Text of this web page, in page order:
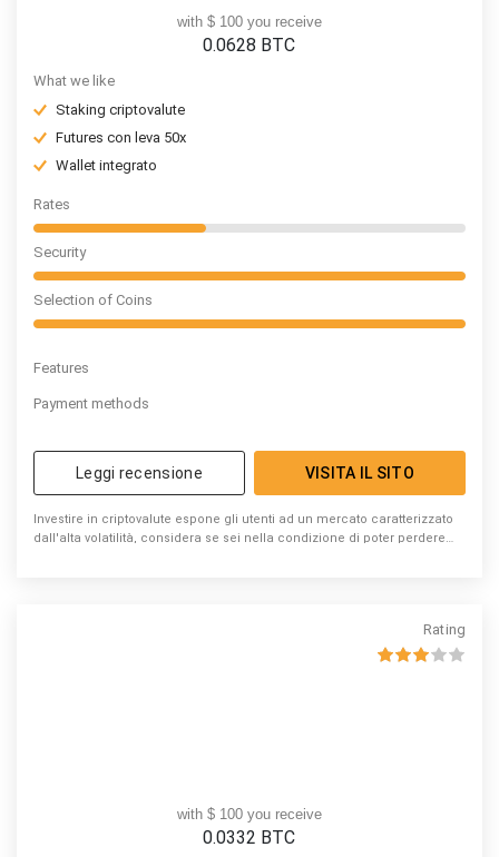
with $ 100 you receive
0.0628 BTC
What we like
Staking criptovalute
Futures con leva 50x
Wallet integrato
Rates
Security
Selection of Coins
Features
Payment methods
Leggi recensione VISITA IL SITO
Investire in criptovalute espone gli utenti ad un mercato caratterizzato
dall'alta volatilità, considera se sei nella condizione di poter perdere
Rating
with $ 100 you receive
0.0332 BTC